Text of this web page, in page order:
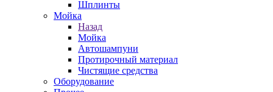
Шплинты
Мойка
Назад
Мойка
Автошампуни
Протирочный материал
Чистящие средства
Оборудование